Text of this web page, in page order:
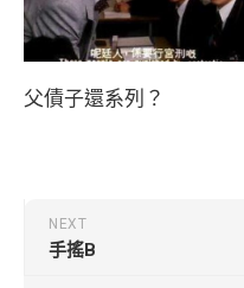
父債子還系列？
NEXT
手搖B